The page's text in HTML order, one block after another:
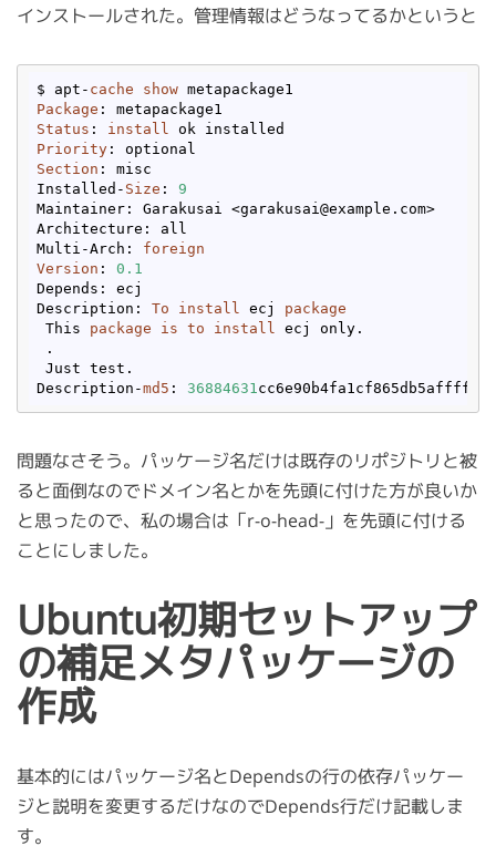
インストールされた。管理情報はどうなってるかというと
$ apt- cache show
Package
Status : install
Priority
Section : misc
Installed- Size : 9
Maintainer: Garakusai <garakusai@example.com>
Architecture: all
Multi-Arch: foreign
Version : 0.1
Depends: ecj
Description: To install ecj package
This package is to install
ecj only.
.
Just test.
Description-md5 : 36884631
問題なさそう。パッケージ名だけは既存のリポジトリと被
ると面倒なのでドメイン名とかを先頭に付けた方が良いか
と思ったので、私の場合は「r-o-head-」を先頭に付ける
ことにしました。
Ubuntu初期セットアップ
の補足メタパッケージの
作成
基本的にはパッケージ名とDependsの行の依存パッケー
ジと説明を変更するだけなのでDepends行だけ記載しま
す。